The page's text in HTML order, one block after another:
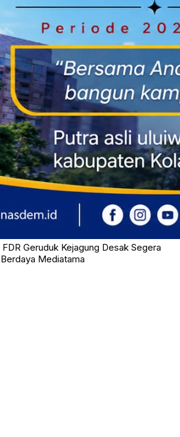
FDR Geruduk Kejagung Desak Segera
Mediatama